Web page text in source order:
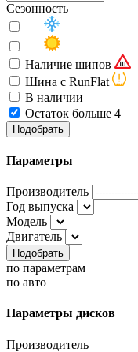
Сезонность
Наличие шипов
Шина с RunFlat
В наличии
Остаток больше 4
Подобрать
Параметры
Производитель
Год выпуска
Модель
Двигатель
Подобрать
по параметрам
по авто
Параметры дисков
Производитель